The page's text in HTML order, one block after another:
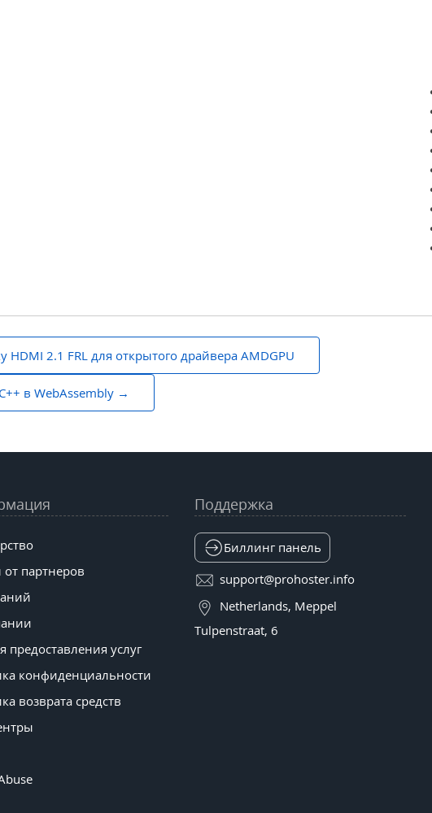
2.1 FRL для открытого драйвера AMDGPU
в WebAssembly
партнеров
предоставления услуг
конфиденциальности
возврата средств
Поддержка
Биллинг панель
support@prohoster.info
Netherlands, Meppel
Tulpenstraat, 6